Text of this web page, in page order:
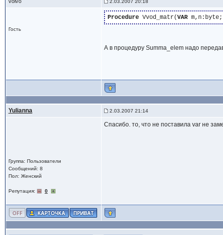
2.03.2007 20:18
Гость
Procedure Vvod_matr(VAR
А в процедуру Summa_elem надо
Yulianna 2.03.2007 21:14
Группа: Пользователи
Сообщений: 8
Пол: Женский
Репутация: 0
Спасибо. то, что не поставила var не